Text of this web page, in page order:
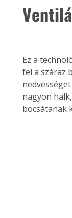
Ez a
fel a száraz
nagyon
bocsátanak